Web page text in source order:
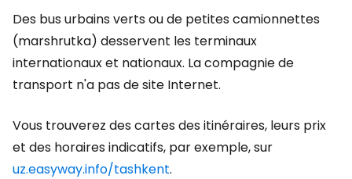
Des bus urbains verts ou de petites camionnettes
(marshrutka) desservent les terminaux
internationaux et nationaux. La compagnie de
transport n'a pas de site Internet.
Vous trouverez des cartes des itinéraires, leurs prix
et des horaires indicatifs, par exemple, sur
uz.easyway.info/tashkent.